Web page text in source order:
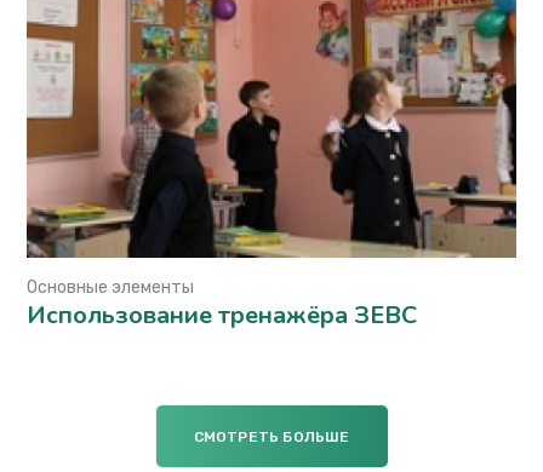
Использование тренажёра ЗЕВС
Основные элементы
СМОТРЕТЬ БОЛЬШЕ